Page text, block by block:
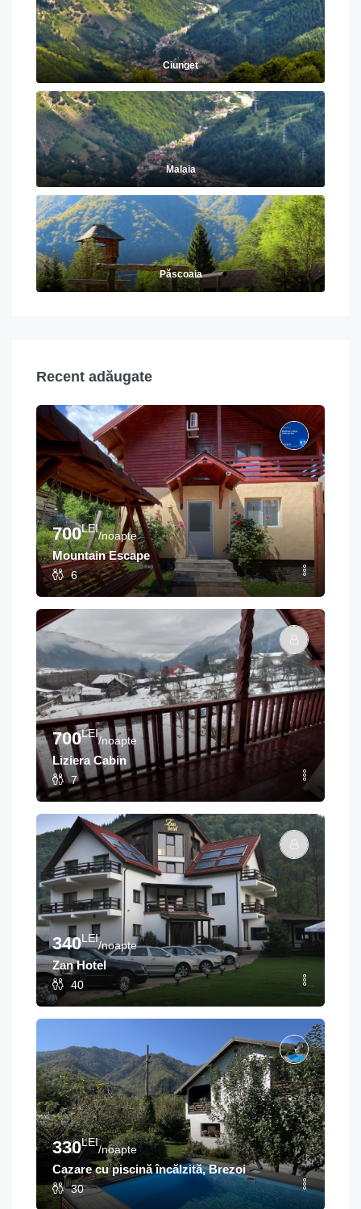
Ciunget
Malaia
Păscoaia
Recent adăugate
700LEI
/noapte
Mountain Escape
6
700LEI
/noapte
Liziera Cabin
7
340LEI
/noapte
Zan Hotel
40
330LEI
/noapte
Cazare cu piscină încălzită, Brezoi
30